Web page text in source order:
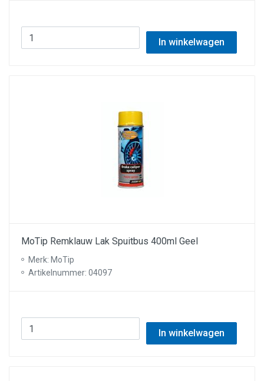
In winkelwagen
MoTip Remklauw Lak Spuitbus 400ml Geel
Merk: MoTip
Artikelnummer: 04097
In winkelwagen